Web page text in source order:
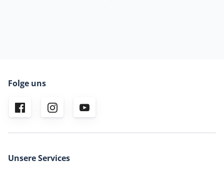
Folge uns
Unsere Services